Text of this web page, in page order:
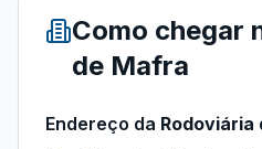
Como chegar
de Mafra
Endereço da Rodoviária